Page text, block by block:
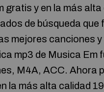
gratis y en la más
de búsqueda
mejores canciones
mp3 de Musica Em
M4A, ACC. Ahora
la más alta calidad